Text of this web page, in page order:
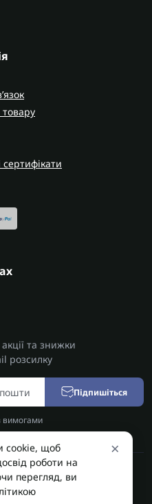
та знижки
розсилку
Підпишіться
вимогами
| Ремонт АКПП © 2026
×
cookie, щоб
роботи на
перегляд, ви